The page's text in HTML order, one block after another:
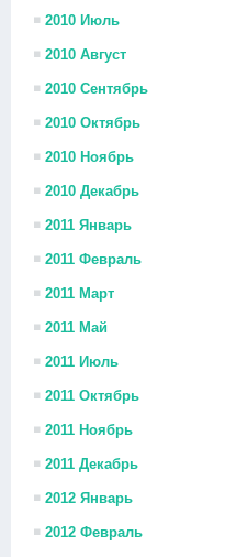
2010 Июль
2010 Август
2010 Сентябрь
2010 Октябрь
2010 Ноябрь
2010 Декабрь
2011 Январь
2011 Февраль
2011 Март
2011 Май
2011 Июль
2011 Октябрь
2011 Ноябрь
2011 Декабрь
2012 Январь
2012 Февраль